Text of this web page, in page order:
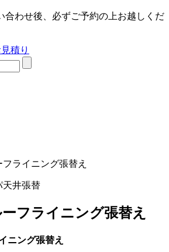
わせ後、必ずご予約の上お越しくだ
積り
フライニング張替え
天井張替
フライニング張替え
ニング張替え